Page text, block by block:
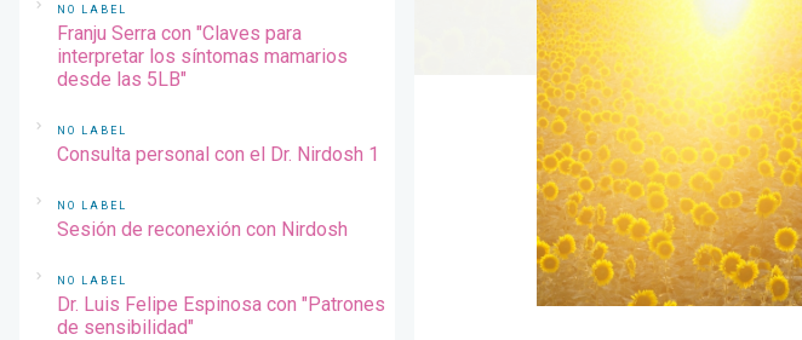
NO LABEL
Franju Serra con "Claves para
interpretar los síntomas mamarios
desde las 5LB"
NO LABEL
Consulta personal con el Dr. Nirdosh 1
NO LABEL
Sesión de reconexión con Nirdosh
NO LABEL
Dr. Luis Felipe Espinosa con "Patrones
de sensibilidad"